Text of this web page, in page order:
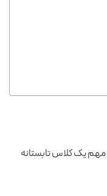
مهم یک کلاس تابستانه